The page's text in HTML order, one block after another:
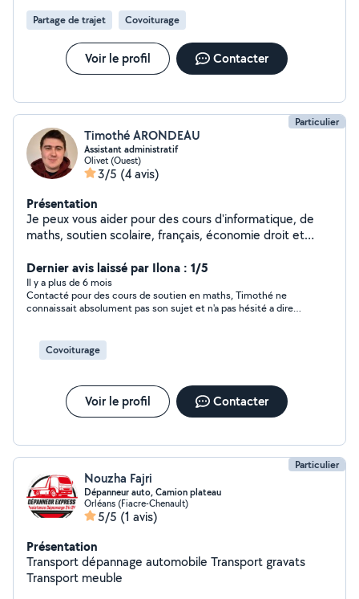
Partage de trajet Covoiturage
Voir le profil Contacter
Particulier
Timothé ARONDEAU
Assistant administratif
Olivet (Ouest)
3/5 (4 avis)
Présentation
Je peux vous aider pour des cours d'informatique, de
maths, soutien scolaire, français, économie droit et
marche.
Dernier avis laissé par Ilona : 1/5
Il y a plus de 6 mois
Contacté pour des cours de soutien en maths, Timothé ne
connaissait absolument pas son sujet et n'a pas hésité a dire
N'est ensuite jamais revenu sans donner de nouvelles et sans
récupérer son paiement (que je n'ai jamais refusé de lui donner
Covoiturage
Voir le profil Contacter
Particulier
Nouzha Fajri
Dépanneur auto, Camion plateau
Orléans (Fiacre-Chenault)
5/5 (1 avis)
Présentation
Transport dépannage automobile Transport gravats
Transport meuble